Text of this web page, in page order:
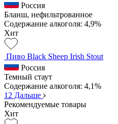
Россия
Бланш, нефильтрованное
Содержание алкоголя: 4,9%
Хит
Пиво Black Sheep Irish Stout
Россия
Темный стаут
Содержание алкоголя: 4,1%
1 2 Дальше
Рекомендуемые товары
Хит